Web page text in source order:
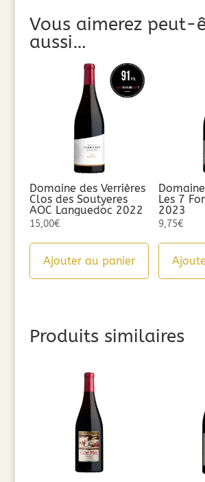
Vous aimerez peut-
aussi…
Domaine des Verrières
Clos des Soutyeres
AOC Languedoc 2022
15,00€
Ajouter au panier
Les 7
2023
9,75€
Produits similaires